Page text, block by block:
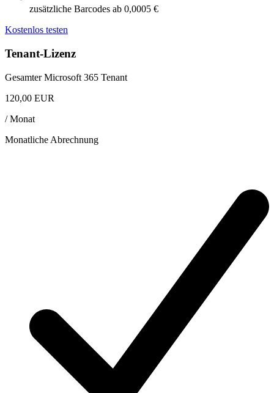
zusätzliche Barcodes ab 0,0005 €
Kostenlos testen
Tenant-Lizenz
Gesamter Microsoft 365 Tenant
120,00 EUR
/ Monat
Monatliche Abrechnung